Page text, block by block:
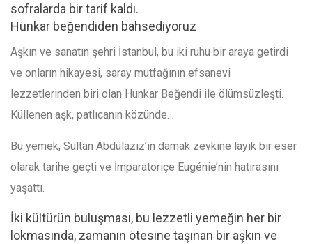
sofralarda bir tarif kaldı.
Hünkar beğendiden bahsediyoruz
Aşkın ve sanatın şehri İstanbul, bu iki ruhu bir araya getirdi
ve onların hikayesi, saray mutfağının efsanevi
lezzetlerinden biri olan Hünkar Beğendi ile ölümsüzleşti.
Küllenen aşk, patlıcanın közünde…
Bu yemek, Sultan Abdülaziz’in damak zevkine layık bir eser
olarak tarihe geçti ve İmparatoriçe Eugénie’nin hatırasını
yaşattı.
İki kültürün buluşması, bu lezzetli yemeğin her bir
lokmasında, zamanın ötesine taşınan bir aşkın ve